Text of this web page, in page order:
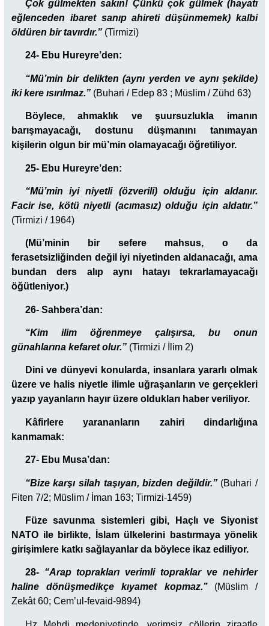
Çok gülmekten sakın! Çünkü çok gülmek (hayatı
eğlenceden ibaret sanıp ahireti düşünmemek) kalbi
öldüren bir tavırdır.” (Tirmizi)
24- Ebu Hureyre’den:
“Mü’min bir delikten (aynı yerden ve aynı şekilde)
iki kere ısırılmaz.” (Buhari / Edep 83 ; Müslim / Zühd 63)
Böylece, ahmaklık ve şuursuzlukla imanın
barışmayacağı, dostunu düşmanını tanımayan
kişilerin olgun bir mü’min olamayacağı öğretiliyor.
25- Ebu Hureyre’den:
“Mü’min iyi niyetli (özverili) olduğu için aldanır.
Facir ise, kötü niyetli (acımasız) olduğu için aldatır.”
(Tirmizi / 1964)
(Mü’minin bir sefere mahsus, o da
ferasetsizliğinden değil iyi niyetinden aldanacağı, ama
bundan ders alıp aynı hatayı tekrarlamayacağı
öğütleniyor.)
26- Sahbera’dan:
“Kim ilim öğrenmeye çalışırsa, bu onun
günahlarına kefaret olur.” (Tirmizi / İlim 2)
Dini ve dünyevi konularda, insanlara yararlı olmak
üzere ve halis niyetle ilimle uğraşanların ve gerçekleri
yazıp yayanların hayır üzere oldukları haber veriliyor.
Kâfirlere yarananların zahiri dindarlığına
kanmamak:
27- Ebu Musa’dan:
“Bize karşı silah taşıyan, bizden değildir.”(Buhari /
Fiten 7/2; Müslim / İman 163; Tirmizi-1459)
Füze savunma sistemleri gibi, Haçlı ve Siyonist
NATO ile birlikte, İslam ülkelerini bastırmaya yönelik
girişimlere katkı sağlayanlar da böylece ikaz ediliyor.
28- “Arap toprakları verimli topraklar ve nehirler
haline dönüşmedikçe kıyamet kopmaz.’’(Müslim /
Zekât 60; Cem’ul-fevaid-9894)